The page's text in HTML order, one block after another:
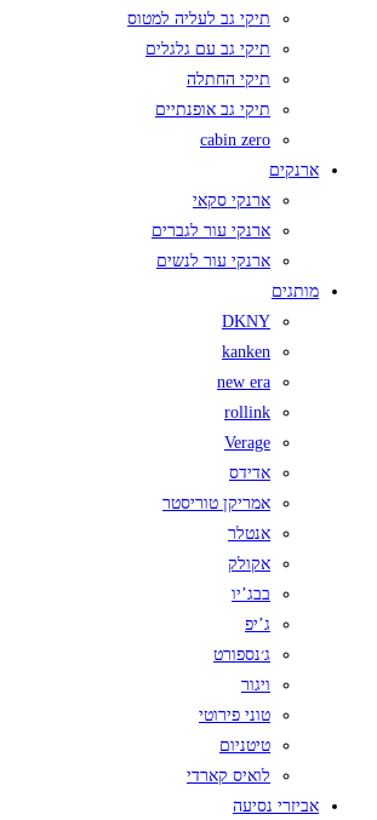
תיקי גב לעליה למטוס
תיקי גב עם גלגלים
תיקי החתלה
תיקי גב אופנתיים
cabin zero
ארנקים
ארנקי סקאי
ארנקי עור לגברים
ארנקי עור לנשים
מותגים
DKNY
kanken
new era
rollink
Verage
אדידס
אמריקן טוריסטר
אנטלר
אקולק
בבג’יו
ג’יפ
ג׳נספורט
ויגור
טוני פירוטי
טיטניום
לואיס קארדי
אביזרי נסיעה